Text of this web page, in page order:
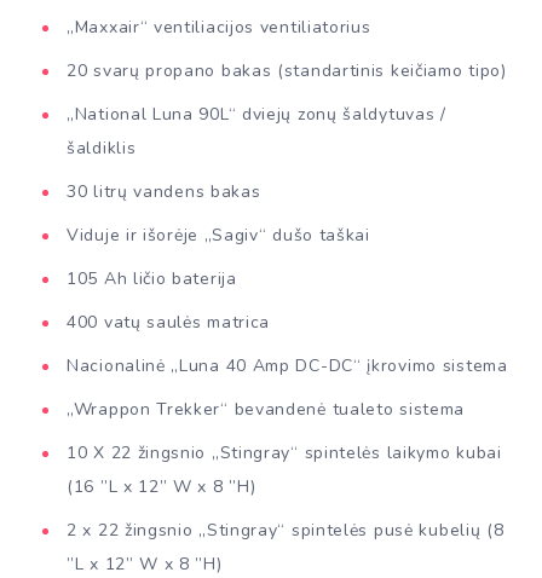
„Maxxair“ ventiliacijos ventiliatorius
20 svarų propano bakas (standartinis keičiamo tipo)
„National Luna 90L“ dviejų zonų šaldytuvas /
šaldiklis
30 litrų vandens bakas
Viduje ir išorėje „Sagiv“ dušo taškai
105 Ah ličio baterija
400 vatų saulės matrica
Nacionalinė „Luna 40 Amp DC-DC“ įkrovimo sistema
„Wrappon Trekker“ bevandenė tualeto sistema
10 X 22 žingsnio „Stingray“ spintelės laikymo kubai
(16 ”L x 12” W x 8 ”H)
2 x 22 žingsnio „Stingray“ spintelės pusė kubelių (8
”L x 12” W x 8 ”H)